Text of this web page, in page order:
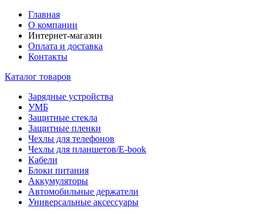
Главная
О компании
Интернет-магазин
Оплата и доставка
Контакты
Каталог товаров
Зарядные устройства
УМБ
Защитные стекла
Защитные пленки
Чехлы для телефонов
Чехлы для планшетов/E-book
Кабели
Блоки питания
Аккумуляторы
Автомобильные держатели
Универсальные аксессуары